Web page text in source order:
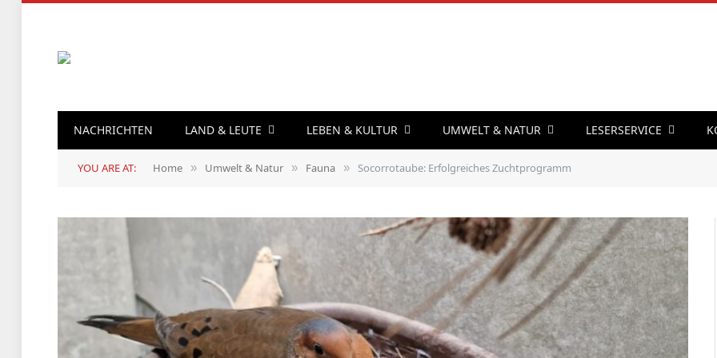
NACHRICHTEN LAND & LEUTE LEBEN & KULTUR UMWELT & NATUR LESERSERVICE
YOU ARE AT: Home » Umwelt & Natur » Fauna » Socorrotaube: Erfolgreiches Zuchtprogramm